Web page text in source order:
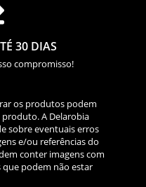
30 DIAS
compromisso!
os produtos podem
A Delarobia
sobre eventuais erros
e/ou referências do
conter imagens com
podem não estar